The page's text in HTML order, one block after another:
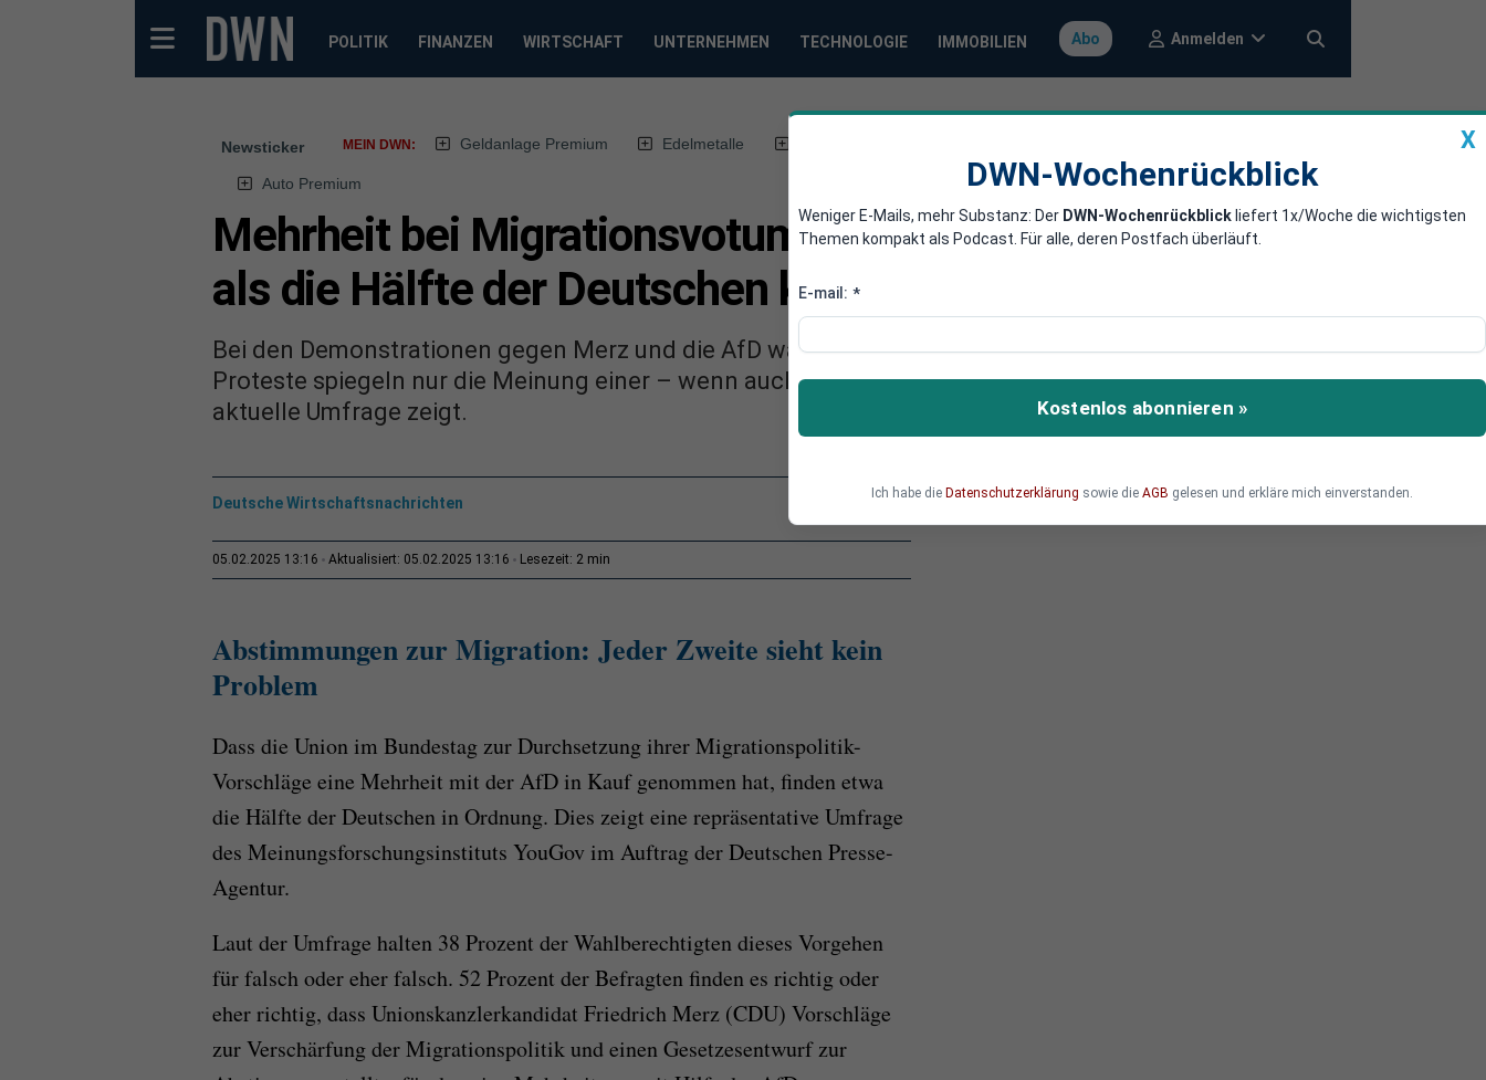
POLITIK FINANZEN WIRTSCHAFT UNTERNEHMEN TECHNOLOGIE IMMOBILIEN Abo Anmelden
Newsticker MEIN DWN: Geldanlage Premium Edelmetalle
Auto Premium
Mehrheit bei Migrationsvotum durch AfD: Für mehr
als die Hälfte der Deutschen kein Problem
Bei den Demonstrationen gegen Merz und die AfD war viel Empörung zu spüren. Doch diese
Proteste spiegeln nur die Meinung einer – wenn auch großen – Minderheit wider, wie eine
aktuelle Umfrage zeigt.
Deutsche Wirtschaftsnachrichten
05.02.2025 13:16 Aktualisiert: 05.02.2025 13:16 Lesezeit: 2 min
Abstimmungen zur Migration: Jeder Zweite sieht kein
Problem
Dass die Union im Bundestag zur Durchsetzung ihrer Migrationspolitik-
Vorschläge eine Mehrheit mit der AfD in Kauf genommen hat, finden etwa
die Hälfte der Deutschen in Ordnung. Dies zeigt eine repräsentative Umfrage
des Meinungsforschungsinstituts YouGov im Auftrag der Deutschen Presse-
Agentur.
Laut der Umfrage halten 38 Prozent der Wahlberechtigten dieses Vorgehen
für falsch oder eher falsch. 52 Prozent der Befragten finden es richtig oder
eher richtig, dass Unionskanzlerkandidat Friedrich Merz (CDU) Vorschläge
zur Verschärfung der Migrationspolitik und einen Gesetzesentwurf zur
X
DWN-Wochenrückblick
Weniger E-Mails, mehr Substanz: Der DWN-Wochenrückblick liefert 1x/Woche die wichtigsten
Themen kompakt als Podcast. Für alle, deren Postfach überläuft.
E-mail: *
Kostenlos abonnieren »
Ich habe die Datenschutzerklärung sowie die AGB gelesen und erkläre mich einverstanden.